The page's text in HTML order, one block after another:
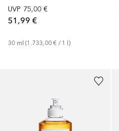
UVP 75,00 €
51,99 €
30 ml (1.733,00 € / 1 )